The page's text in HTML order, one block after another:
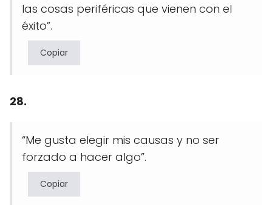
las cosas periféricas que vienen con el
éxito”.
Copiar
28.
“Me gusta elegir mis causas y no ser
forzado a hacer algo”.
Copiar